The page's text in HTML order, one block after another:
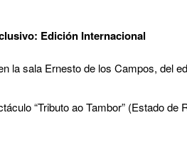
Edición Internacional
la sala Ernesto de los Campos, del
“Tributo ao Tambor” (Estado